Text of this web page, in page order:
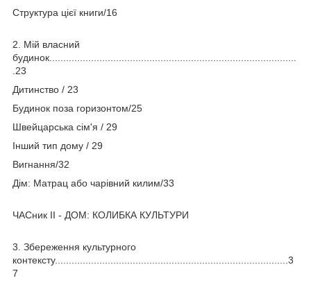
Структура цієї книги/16
2. Мій власний
будинок.........................................................................................
.23
Дитинство / 23
Будинок поза горизонтом/25
Швейцарська сім'я / 29
Інший тип дому / 29
Вигнання/32
Дім: Матрац або чарівний килим/33
ЧАСник II - ДОМ: КОЛИБКА КУЛЬТУРИ
3. Збереження культурного
контексту....................................................................................3
7